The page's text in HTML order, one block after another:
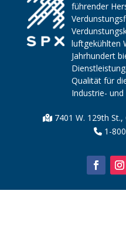
führender
luftgekühlten
Jahrhundert
Qualität für
Industrie-
7401 W. 129th
1-